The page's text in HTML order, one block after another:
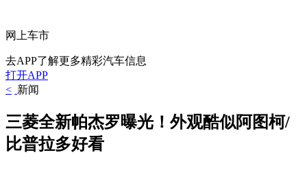
网上车市
去APP了解更多精彩汽车信息
打开APP
< 新闻
三菱全新帕杰罗曝光！外观酷似阿图柯/
比普拉多好看